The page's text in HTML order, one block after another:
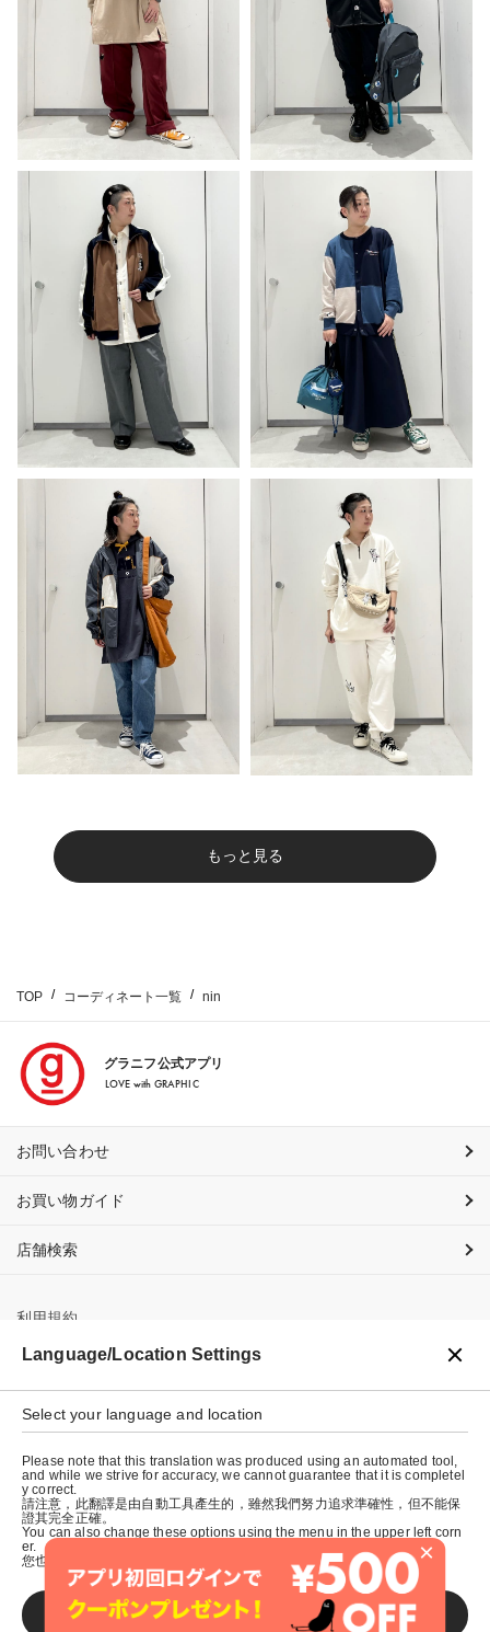
もっと見る
TOP コーディネート一覧 nin
グラニフ公式アプリ
LOVE with GRAPHIC
お問い合わせ
お買い物ガイド
店舗検索
利用規約
プライバシーポリシー
特定商取引法に基づく表示
会社概要
×
Language/Location Settings
Select your language and location
Please note that this translation was produced using an automated tool,
and while we strive for accuracy, we cannot guarantee that it is completel
y correct.
請注意，此翻譯是由自動工具產生的，雖然我們努力追求準確性，但不能保
證其完全正確。
You can also change these options using the menu in the upper left corn
er.
您也可以使用左上角的選單來更改這些選項。
SAVE